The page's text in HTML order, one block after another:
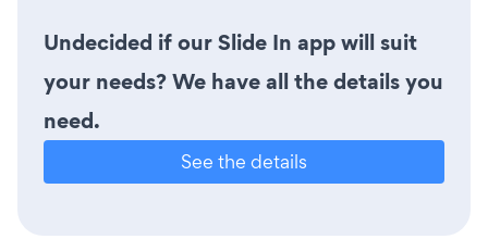
Undecided if our Slide In app will suit
your needs? We have all the details you
need.
See the details